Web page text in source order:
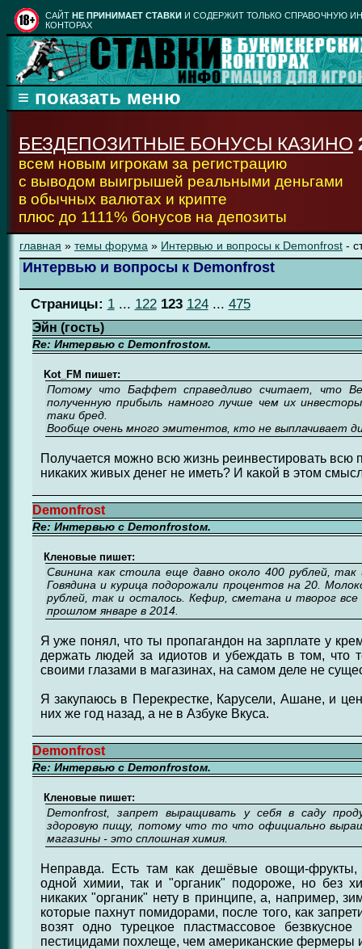
CАЙТ НЕ ПРИНИМАЕТ СТАВКИ И СОДЕРЖИТ ТОЛЬКО СПРАВОЧНУЮ
КОНТОРАХ
БЕЗДЕПОЗИТНЫЕ БОНУСЫ КАЗИНО
всем новым игрокам за регистрацию
с выводом выигрышей реальными деньгами
в обычных валютах и крипте
плюс до 1111% бонусов на депозиты
главная » темы форума » Интервью и вопросы к Demonfrost -
Интервью и вопросы к Demonfrost
Страницы: 1... 122 123 124... 475
Эйн (гость)
Re: Интервью с Demonfrostом.
Kot_FM пишет:
Потому что Баффет справедливо считает, что
полученную прибыль намного лучше чем их
таки бред.
Вообще очень много эмитентов, кто не выплачивает
Получается можно всю жизнь реинвестировать всю
никаких живых денег не иметь? И какой в этом
Demonfrost
Re: Интервью с Demonfrostом.
Кленовые пишет:
Свинина как стоила еще давно около 400 рублей,
Говядина и курица подорожали процентов на 20.
рублей, так и осталось. Кефир, сметана и творог
прошлом январе в 2014.
Я уже понял, что ты пропагандон на зарплате у
держать людей за идиотов и убеждать в том, что
своими глазами в магазинах, на самом деле не
Я закупаюсь в Перекрестке, Карусели, Ашане, и
них же год назад, а не в Азбуке Вкуса.
Demonfrost
Re: Интервью с Demonfrostом.
Кленовые пишет:
Demonfrost, запрет выращивать у себя в саду
здоровую пищу, потому что то что официально
магазины - это сплошная химия.
Неправда. Есть там как дешёвые овощи-
одной химии, так и "органик" подороже, но без
никаких "органик" нету в принципе, а, например,
которые пахнут помидорами, после того, как
возят одно турецкое пластмассовое
пестицидами похлеще, чем американские фермеры